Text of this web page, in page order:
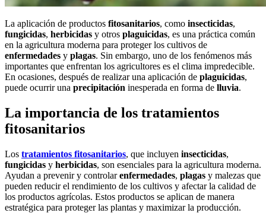
La aplicación de productos fitosanitarios, como insecticidas,
fungicidas, herbicidas y otros plaguicidas, es una práctica común
en la agricultura moderna para proteger los cultivos de
enfermedades y plagas. Sin embargo, uno de los fenómenos más
importantes que enfrentan los agricultores es el clima impredecible.
En ocasiones, después de realizar una aplicación de plaguicidas,
puede ocurrir una precipitación inesperada en forma de lluvia.
La importancia de los tratamientos
fitosanitarios
Los tratamientos fitosanitarios, que incluyen insecticidas,
fungicidas y herbicidas, son esenciales para la agricultura moderna.
Ayudan a prevenir y controlarenfermedades, plagas y malezas que
pueden reducir el rendimiento de los cultivos y afectar la calidad de
los productos agrícolas. Estos productos se aplican de manera
estratégica para proteger las plantas y maximizar la producción.